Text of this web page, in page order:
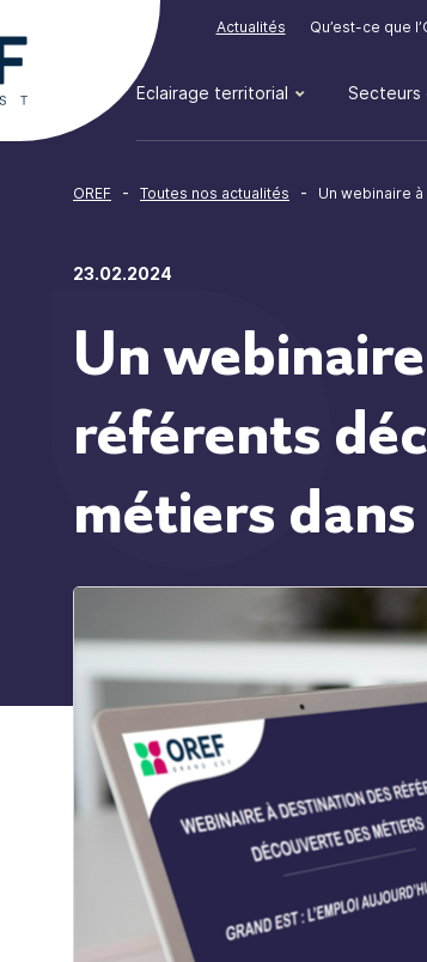
Actualités Qu’est-ce que
Eclairage territorial Secteurs
OREF - Toutes nos actualités - Un webinaire
23.02.2024
Un
référents
métiers